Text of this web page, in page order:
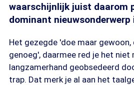
waarschijnlijk juist daarom
dominant nieuwsonderwerp
Het gezegde 'doe maar gewoon,
genoeg', daarmee red je het niet
langzamerhand geobsedeerd
trap. Dat merk je al aan het